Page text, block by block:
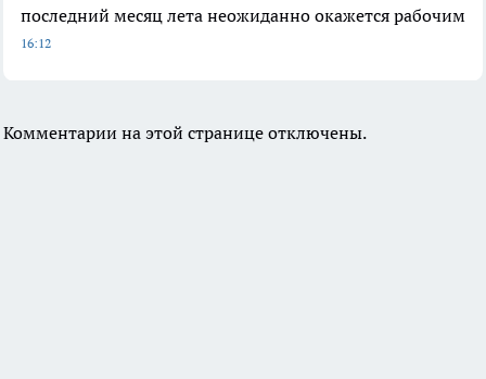
последний месяц лета неожиданно окажется рабочим
16:12
Комментарии на этой странице отключены.